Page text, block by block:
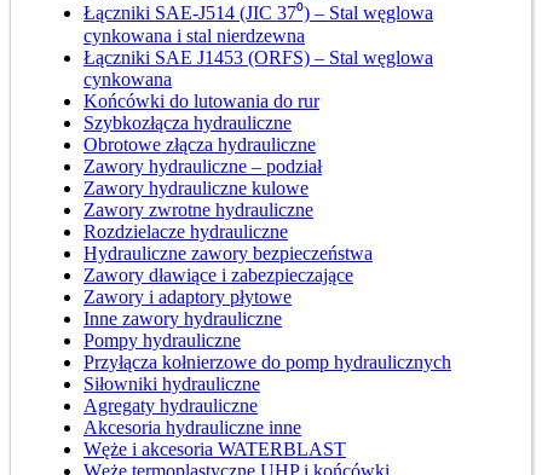
Łączniki SAE-J514 (JIC 37⁰) – Stal węglowa
cynkowana i stal nierdzewna
Łączniki SAE J1453 (ORFS) – Stal węglowa
cynkowana
Końcówki do lutowania do rur
Szybkozłącza hydrauliczne
Obrotowe złącza hydrauliczne
Zawory hydrauliczne – podział
Zawory hydrauliczne kulowe
Zawory zwrotne hydrauliczne
Rozdzielacze hydrauliczne
Hydrauliczne zawory bezpieczeństwa
Zawory dławiące i zabezpieczające
Zawory i adaptory płytowe
Inne zawory hydrauliczne
Pompy hydrauliczne
Przyłącza kołnierzowe do pomp hydraulicznych
Siłowniki hydrauliczne
Agregaty hydrauliczne
Akcesoria hydrauliczne inne
Węże i akcesoria WATERBLAST
Węże termoplastyczne UHP i końcówki